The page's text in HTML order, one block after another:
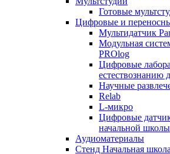
Готовые
Цифровые и
Мультидатчик
Модульная
PROlog
Цифровые
естествознанию
Научные
Relab
L-микро
Цифровые
начальной школы
Аудиоматериалы
Стенд Начальная школа